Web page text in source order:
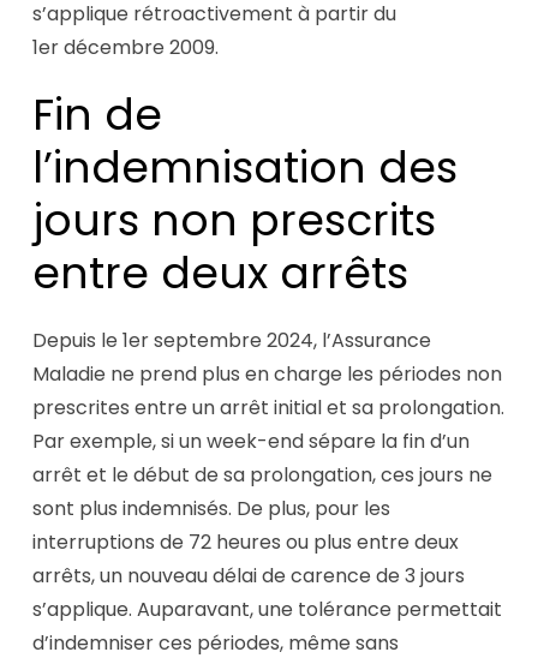
s’applique rétroactivement à partir du
1er décembre 2009.
Fin de
l’indemnisation des
jours non prescrits
entre deux arrêts
Depuis le 1er septembre 2024, l’Assurance
Maladie ne prend plus en charge les périodes non
prescrites entre un arrêt initial et sa prolongation.
Par exemple, si un week-end sépare la fin d’un
arrêt et le début de sa prolongation, ces jours ne
sont plus indemnisés. De plus, pour les
interruptions de 72 heures ou plus entre deux
arrêts, un nouveau délai de carence de 3 jours
s’applique. Auparavant, une tolérance permettait
d’indemniser ces périodes, même sans